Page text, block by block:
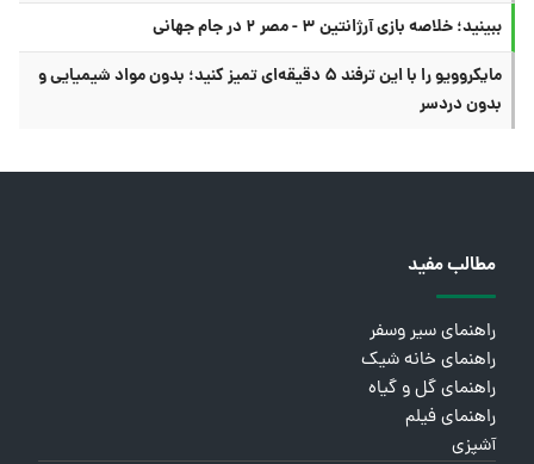
ببینید؛ خلاصه بازی آرژانتین ۳ - مصر ۲ در جام جهانی
مایکروویو را با این ترفند ۵ دقیقه‌ای تمیز کنید؛ بدون مواد شیمیایی و
بدون دردسر
مطالب مفید
راهنمای سیر وسفر
راهنمای خانه شیک
راهنمای گل و گیاه
راهنمای فیلم
آشپزی